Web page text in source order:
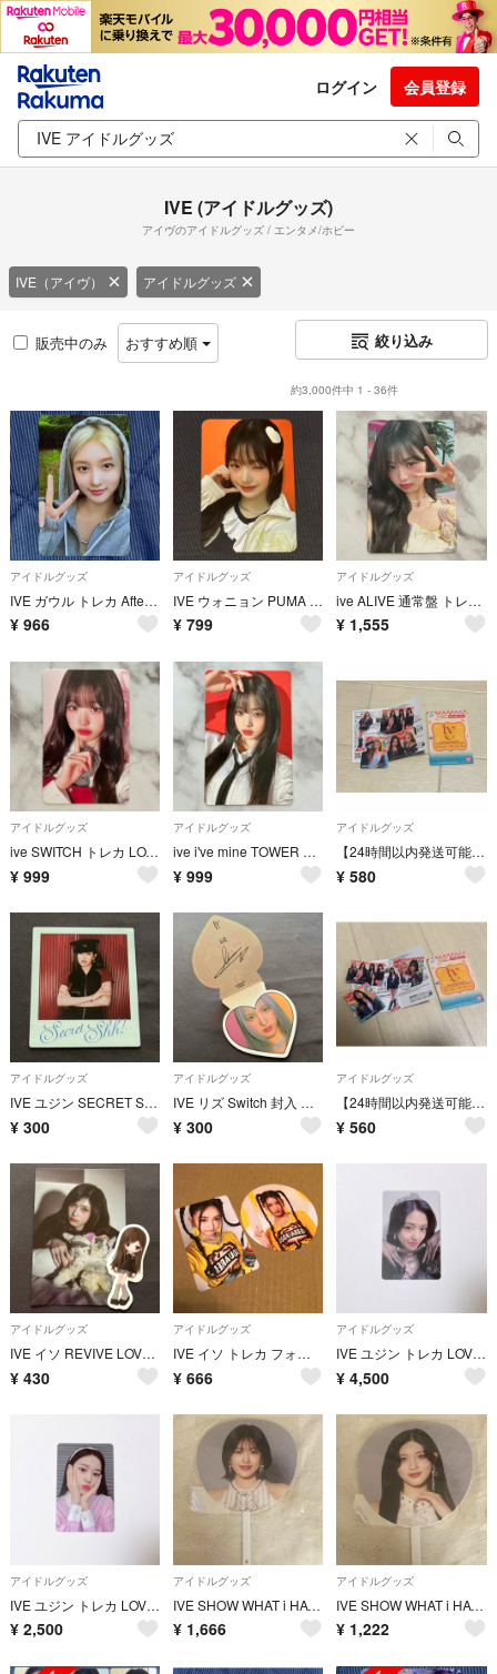
ログイン 会員登録
IVE (アイドルグッズ)
アイヴのアイドルグッズ / エンタメ/ホビー
IVE（アイヴ） アイドルグッズ
販売中のみ おすすめ順 絞り込み
約3,000件中 1 - 36件
アイドルグッズ
IVE ガウル トレカ After LIKE Naver 特典
¥ 966
アイドルグッズ
IVE ウォニョン PUMA プーマ 特典トレカ
¥ 799
アイドルグッズ
ive ALIVE 通常盤 トレカ WONYOUNG ウォニョン
¥ 1,555
アイドルグッズ
ive SWITCH トレカ LOVED IVE ver. WONYOUNG ウォニョン
¥ 999
アイドルグッズ
ive i've mine TOWER RECORDSタワーレコード 特典 トレカ WONYOUNG ウォニョン
¥ 999
アイドルグッズ
【24時間以内発送可能】IVE ステッカーコレクション
¥ 580
アイドルグッズ
IVE ユジン SECRET Shh！ver. 封入 ポラロイド
¥ 300
アイドルグッズ
IVE リズ Switch 封入 ハートカード
¥ 300
アイドルグッズ
【24時間以内発送可能】IVE ステッカーコレクション
¥ 560
アイドルグッズ
IVE イソ REVIVE LOVEDIVE ver. ポストカード ステッカー
¥ 430
アイドルグッズ
IVE イソ トレカ フォトカード
¥ 666
アイドルグッズ
IVE ユジン トレカ LOVE DIVE soundwave ラキドロ
¥ 4,500
アイドルグッズ
IVE ユジン トレカ LOVE DIVE soundwave ラキドロ
¥ 2,500
アイドルグッズ
IVE SHOW WHAT i HAVE うちわ ユジン
¥ 1,666
アイドルグッズ
IVE SHOW WHAT i HAVE うちわ ガウル
¥ 1,222